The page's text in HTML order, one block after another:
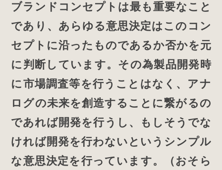
ブランドコンセプトは最も重要なこと
であり、あらゆる意思決定はこのコン
セプトに沿ったものであるか否かを元
に判断しています。その為製品開発時
に市場調査等を行うことはなく、アナ
ログの未来を創造することに繋がるの
であれば開発を行うし、もしそうでな
ければ開発を行わないというシンプル
な意思決定を行っています。（おそら